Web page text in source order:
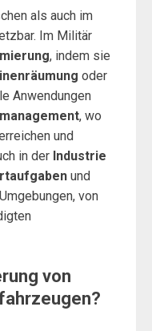
als auch im
Im Militär
, indem sie
oder
Anwendungen
, wo
und
in der Industrie
und
von
von